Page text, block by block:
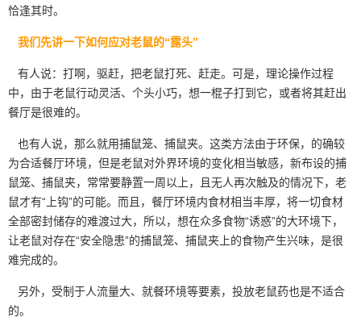
恰逢其时。
我们先讲一下如何应对老鼠的“露头”
有人说：打啊，驱赶，把老鼠打死、赶走。可是，理论操作过程
中，由于老鼠行动灵活、个头小巧，想一棍子打到它，或者将其赶出
餐厅是很难的。
也有人说，那么就用捕鼠笼、捕鼠夹。这类方法由于环保，的确较
为合适餐厅环境，但是老鼠对外界环境的变化相当敏感，新布设的捕
鼠笼、捕鼠夹，常常要静置一周以上，且无人再次触及的情况下，老
鼠才有“上钩”的可能。而且，餐厅环境内食材相当丰厚，将一切食材
全部密封储存的难渡过大，所以，想在众多食物“诱惑”的大环境下，
让老鼠对存在“安全隐患”的捕鼠笼、捕鼠夹上的食物产生兴味，是很
难完成的。
另外，受制于人流量大、就餐环境等要素，投放老鼠药也是不适合
的。